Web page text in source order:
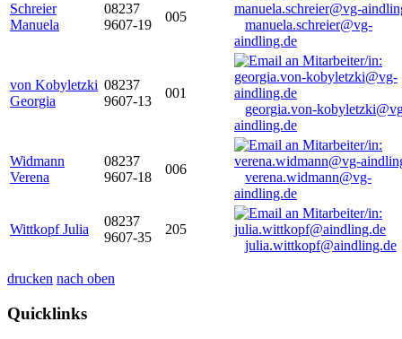
Schreier
Manuela
08237
9607-19
005
manuela.schreier@vg-
aindling.de
von Kobyletzki
Georgia
08237
9607-13
001
georgia.von-
aindling.de
Widmann
Verena
08237
9607-18
006
verena.widmann@vg-
aindling.de
Wittkopf Julia
08237
9607-35
205
julia.wittkopf@aindling.de
drucken nach oben
Quicklinks